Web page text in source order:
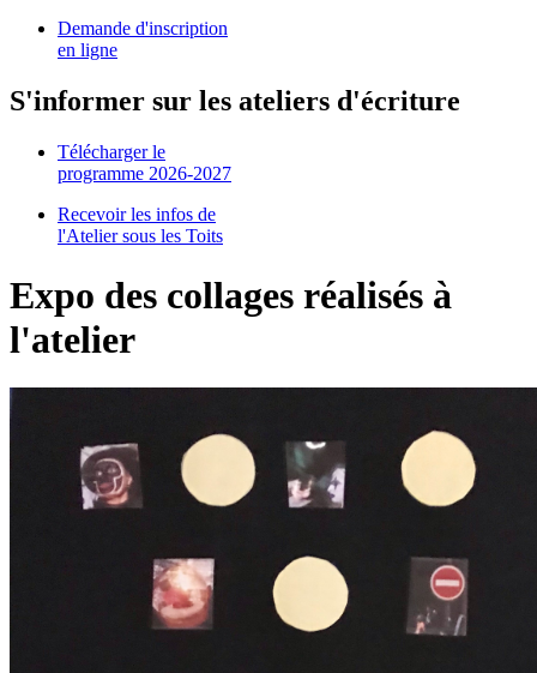
Demande d'inscription
en ligne
S'informer sur les ateliers d'écriture
Télécharger le
programme 2026-2027
Recevoir les infos de
l'Atelier sous les Toits
Expo des collages réalisés à
l'atelier